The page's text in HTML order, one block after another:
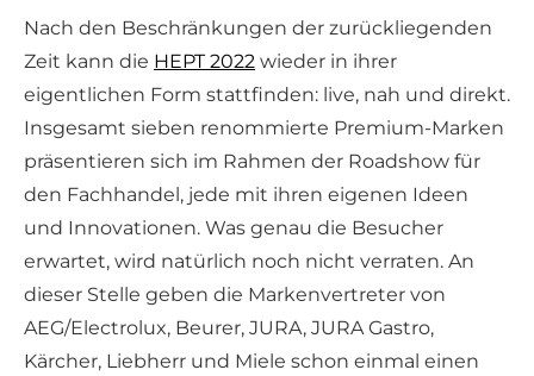
Nach den Beschränkungen der zurückliegenden
Zeit kann die HEPT 2022 wieder in ihrer
eigentlichen Form stattfinden: live, nah und direkt.
Insgesamt sieben renommierte Premium-Marken
präsentieren sich im Rahmen der Roadshow für
den Fachhandel, jede mit ihren eigenen Ideen
und Innovationen. Was genau die Besucher
erwartet, wird natürlich noch nicht verraten. An
dieser Stelle geben die Markenvertreter von
AEG/Electrolux, Beurer, JURA, JURA Gastro,
Kärcher, Liebherr und Miele schon einmal einen